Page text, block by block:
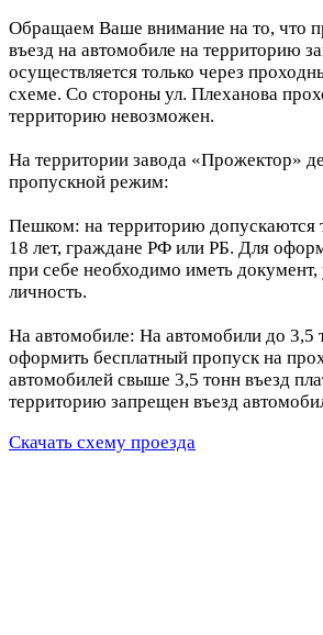
Обращаем Ваше внимание на то, что
въезд на автомобиле на территорию
осуществляется только через
схеме. Со стороны ул. Плеханова
территорию невозможен.
На территории завода «Прожектор»
пропускной режим:
Пешком: на территорию допускаются
18 лет, граждане РФ или РБ. Для
при себе необходимо иметь
личность.
На автомобиле: На автомобили до 3,5
оформить бесплатный пропуск на
автомобилей свыше 3,5 тонн въезд
территорию запрещен въезд
Скачать схему проезда